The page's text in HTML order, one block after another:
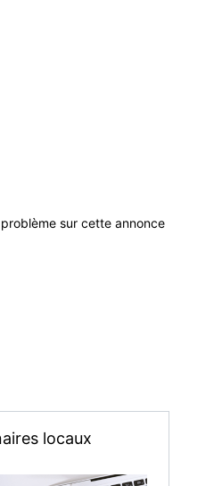
sur cette annonce
locaux